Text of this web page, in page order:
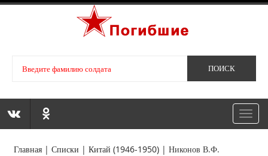
Главная |Списки |Китай (1946-1950) |Никонов В.Ф.